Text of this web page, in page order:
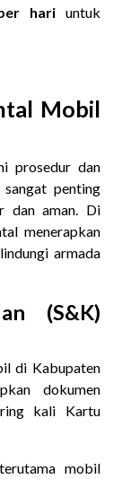
hariuntuk
Mobil
prosedur dan
penting
dan aman. Di
menerapkan
armada
(S&K)
di Kabupaten
dokumen
kali Kartu
mobil